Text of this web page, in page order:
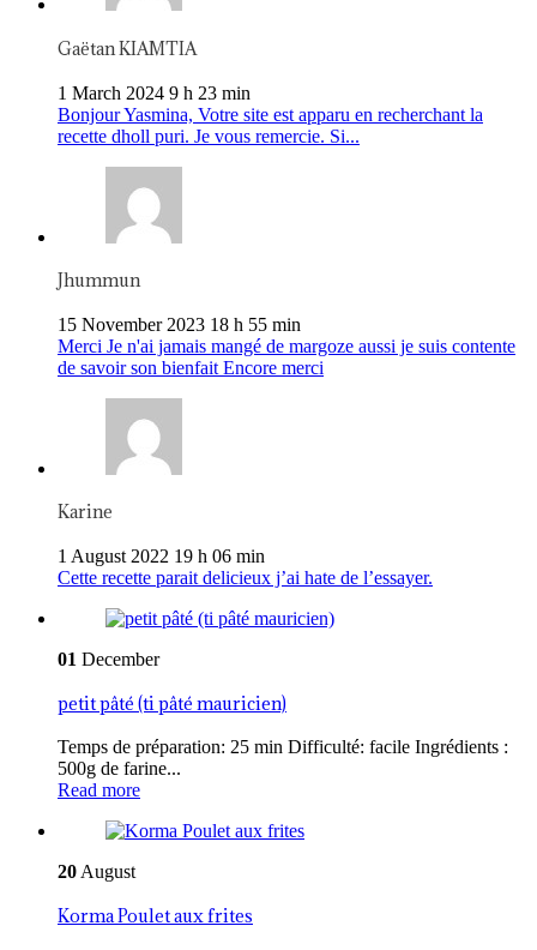
Gaëtan KIAMTIA
1 March 2024 9 h 23 min
Bonjour Yasmina, Votre site est apparu en recherchant la
recette dholl puri. Je vous remercie. Si...
Jhummun
15 November 2023 18 h 55 min
Merci Je n'ai jamais mangé de margoze aussi je suis contente
de savoir son bienfait Encore merci
Karine
1 August 2022 19 h 06 min
Cette recette parait delicieux j’ai hate de l’essayer.
01 December
petit pâté (ti pâté mauricien)
Temps de préparation: 25 min Difficulté: facile Ingrédients :
500g de farine...
Read more
20 August
Korma Poulet aux frites